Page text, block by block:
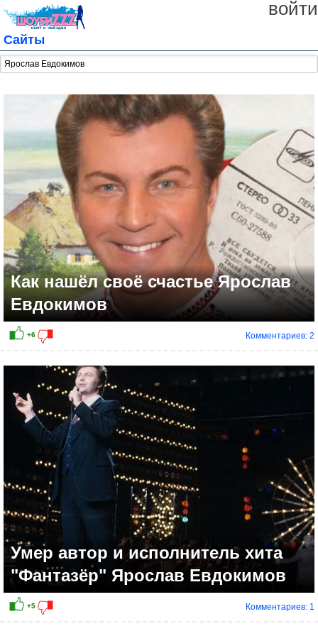
войти
Сайты
Как нашёл своё счастье Ярослав
Евдокимов
Комментариев: 2
Умер автор и исполнитель хита
"Фантазёр" Ярослав Евдокимов
Комментариев: 1